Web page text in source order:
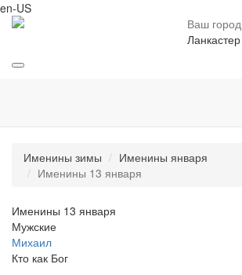
en-US
Ваш город
Ланкастер
Именины зимы
Именины января
Именины 13 января
Именины 13 января
Мужские
Михаил
Кто как Бог